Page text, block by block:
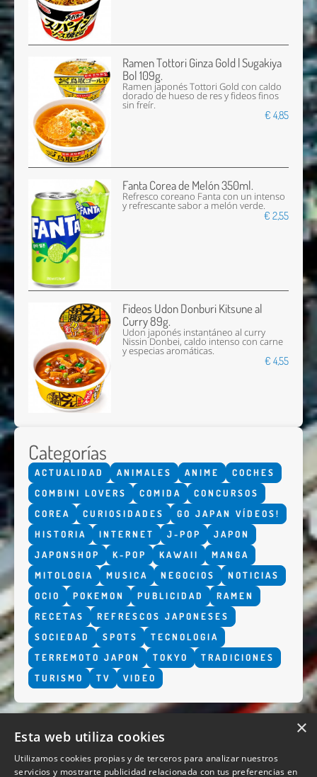
Ramen Tottori Ginza Gold | Sugakiya
Bol 109g.
Ramen japonés Tottori Gold con caldo
dorado de hueso de res y fideos finos
sin freír.
€ 4,85
Fanta Corea de Melón 350ml.
Refresco coreano Fanta con un intenso
y refrescante sabor a melón verde.
€ 2,55
Fideos Udon Donburi Kitsune al
Curry 89g.
Udon japonés instantáneo al curry
Nissin Donbei, caldo intenso con carne
y especias aromáticas.
€ 4,55
Categorías
ACTUALIDAD ANIMALES ANIME
COCHES
COMBINI LOVERS
COMIDA
CONCURSOS
COREA
CURIOSIDADES
GO JAPAN VÍDEOS!
HISTORIA
INTERNET J-POP
JAPON
JAPONSHOP
K-POP KAWAII
MANGA
MITOLOGIA
MUSICA NEGOCIOS
NOTICIAS
OCIO
POKEMON PUBLICIDAD
RAMEN
RECETAS
REFRESCOS JAPONESES
SOCIEDAD
SPOTS
TECNOLOGIA
TERREMOTO JAPON
TOKYO
TRADICIONES
TURISMO
TV VIDEO
×
Esta web utiliza cookies
Utilizamos cookies propias y de terceros para analizar nuestros
servicios y mostrarte publicidad relacionada con tus preferencias en